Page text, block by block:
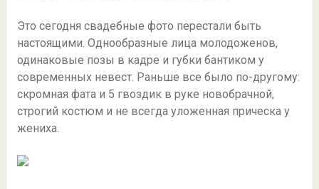
Это сегодня свадебные фото перестали быть
настоящими. Однообразные лица молодоженов,
одинаковые позы в кадре и губки бантиком у
современных невест. Раньше все было по-другому:
скромная фата и 5 гвоздик в руке новобрачной,
строгий костюм и не всегда уложенная прическа у
жениха.